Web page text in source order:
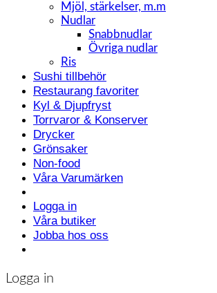
Mjöl, stärkelser, m.m
Nudlar
Snabbnudlar
Övriga nudlar
Ris
Sushi tillbehör
Restaurang favoriter
Kyl & Djupfryst
Torrvaror & Konserver
Drycker
Grönsaker
Non-food
Våra Varumärken
Logga in
Våra butiker
Jobba hos oss
Logga in